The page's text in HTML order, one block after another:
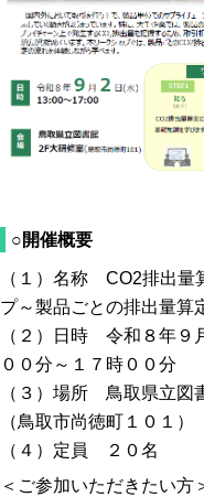
○開催概要
（１）名称 CO2排出量
プ～製品ごとの排出量算
（２）日時 令和８年９
００分～１７時００分
（３）場所 鳥取県立図
（鳥取市尚徳町１０１）
（４）定員 ２０名
＜ご参加いただきたい方